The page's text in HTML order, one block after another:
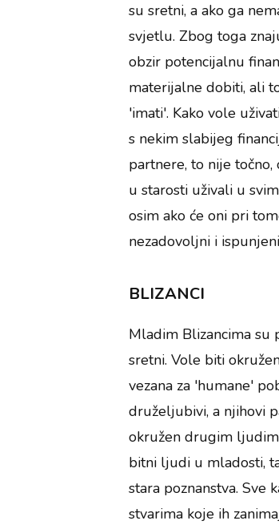
su sretni, a ako ga
svjetlu. Zbog toga
obzir potencijalnu
materijalne dobiti, ali
'imati'. Kako vole
s nekim slabijeg
partnere, to nije
u starosti uživali u
osim ako će oni pri
nezadovoljni i
BLIZANCI
Mladim Blizancima su
sretni. Vole biti
vezana za 'humane'
druželjubivi, a njihovi
okružen drugim
bitni ljudi u mladosti,
stara poznanstva.
stvarima koje ih